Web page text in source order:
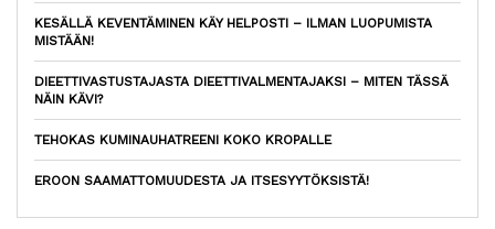
KESÄLLÄ KEVENTÄMINEN KÄY HELPOSTI – ILMAN LUOPUMISTA
MISTÄÄN!
DIEETTIVASTUSTAJASTA DIEETTIVALMENTAJAKSI – MITEN TÄSSÄ
NÄIN KÄVI?
TEHOKAS KUMINAUHATREENI KOKO KROPALLE
EROON SAAMATTOMUUDESTA JA ITSESYYTÖKSISTÄ!